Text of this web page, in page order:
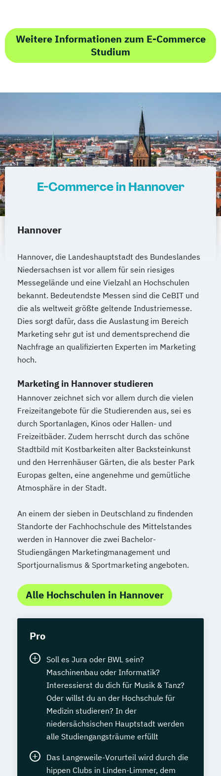
Weitere Informationen zum E-Commerce
Studium
E-Commerce in Hannover
Hannover
Hannover, die Landeshauptstadt des Bundeslandes
Niedersachsen ist vor allem für sein riesiges
Messegelände und eine Vielzahl an Hochschulen
bekannt. Bedeutendste Messen sind die CeBIT und
die als weltweit größte geltende Industriemesse.
Dies sorgt dafür, dass die Auslastung im Bereich
Marketing sehr gut ist und dementsprechend die
Nachfrage an qualifizierten Experten im Marketing
hoch.
Marketing in Hannover studieren
Hannover zeichnet sich vor allem durch die vielen
Freizeitangebote für die Studierenden aus, sei es
durch Sportanlagen, Kinos oder Hallen- und
Freizeitbäder. Zudem herrscht durch das schöne
Stadtbild mit Kostbarkeiten alter Backsteinkunst
und den Herrenhäuser Gärten, die als bester Park
Europas gelten, eine angenehme und gemütliche
Atmosphäre in der Stadt.
An einem der sieben in Deutschland zu findenden
Standorte der Fachhochschule des Mittelstandes
werden in Hannover die zwei Bachelor-
Studiengängen Marketingmanagement und
Sportjournalismus & Sportmarketing angeboten.
Alle Hochschulen in Hannover
Pro
Soll es Jura oder BWL sein?
Maschinenbau oder Informatik?
Interessierst du dich für Musik & Tanz?
Oder willst du an der Hochschule für
Medizin studieren? In der
niedersächsischen Hauptstadt werden
alle Studiengangsträume erfüllt
Das Langeweile-Vorurteil wird durch die
hippen Clubs in Linden-Limmer, dem